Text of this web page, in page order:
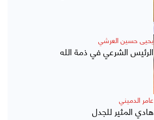
يحيى حسين العرشي
الرئيس الشرعي في ذمة الله
عامر الدميني
هادي المثير للجدل